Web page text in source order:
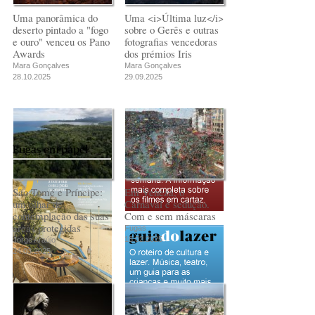
Uma panorâmica do
deserto pintado a "fogo
e ouro" venceu os Pano
Awards
Mara Gonçalves
28.10.2025
Uma <i>Última luz</i>
sobre o Gerês e outras
fotografias vencedoras
dos prémios Iris
Mara Gonçalves
29.09.2025
São Tomé e Príncipe:
um olhar de
contemplação das suas
áreas protegidas
Jorge Araújo
24.03.2025
Em Veneza, o
Carnaval é sedução.
Com e sem máscaras
Fugas
18.02.2025
Fugas em papel
PUB